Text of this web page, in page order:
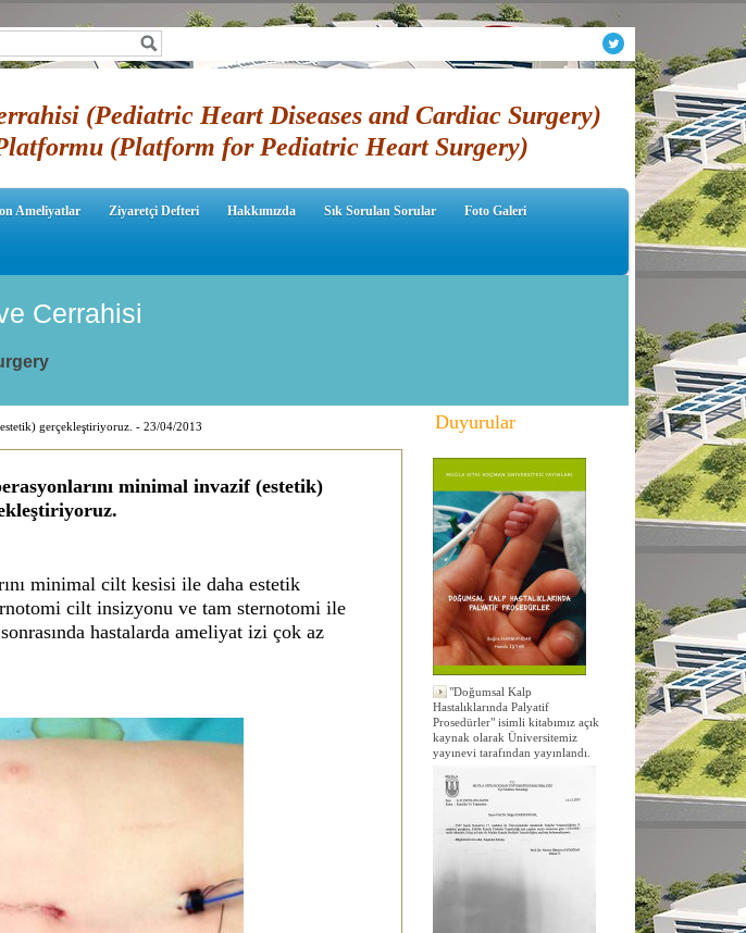
(Pediatric Heart Diseases and Cardiac Surgery)
(Platform for Pediatric Heart Surgery)
Ameliyatlar Ziyaretçi Defteri Hakkımızda Sık Sorulan Sorular Foto Galeri
Cerrahisi
gerçekleştiriyoruz. - 23/04/2013
minimal invazif (estetik)
minimal cilt kesisi ile daha estetik
cilt insizyonu ve tam sternotomi ile
hastalarda ameliyat izi çok az
Duyurular
"Doğumsal Kalp
Hastalıklarında Palyatif
Prosedürler" isimli kitabımız açık
kaynak olarak Üniversitemiz
yayınevi tarafından yayınlandı.